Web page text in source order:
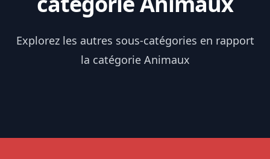
Explorez les autres sous-catégories en rapport
la catégorie Animaux